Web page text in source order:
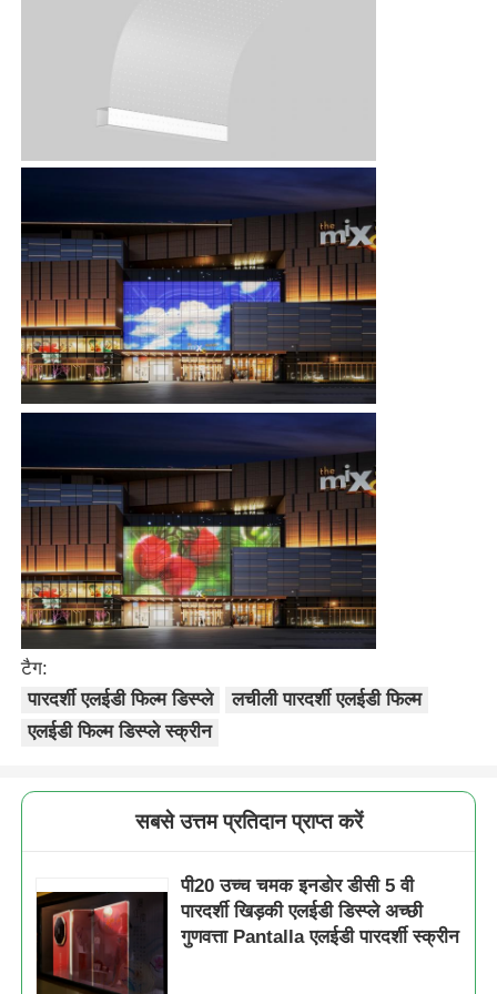
टैग:
पारदर्शी एलईडी फिल्म डिस्प्ले
लचीली पारदर्शी एलईडी फिल्म
एलईडी फिल्म डिस्प्ले स्क्रीन
सबसे उत्तम प्रतिदान प्राप्त करें
पी20 उच्च चमक इनडोर डीसी 5 वी
पारदर्शी खिड़की एलईडी डिस्प्ले अच्छी
गुणवत्ता Pantalla एलईडी पारदर्शी स्क्रीन